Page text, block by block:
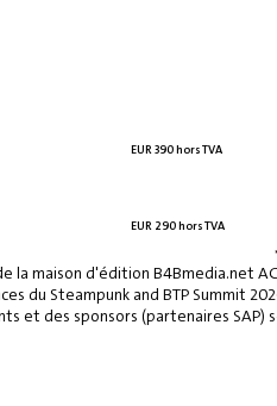
EUR 390 hors TVA
EUR 290 hors TVA
la maison d'édition B4Bmedia.net
du Steampunk and BTP Summit
et des sponsors (partenaires